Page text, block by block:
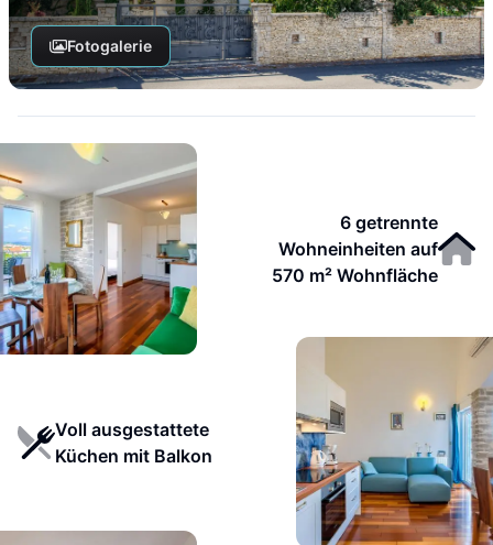
Fotogalerie
6 getrennte
Wohneinheiten auf
570 m² Wohnfläche
Voll ausgestattete
Küchen mit Balkon